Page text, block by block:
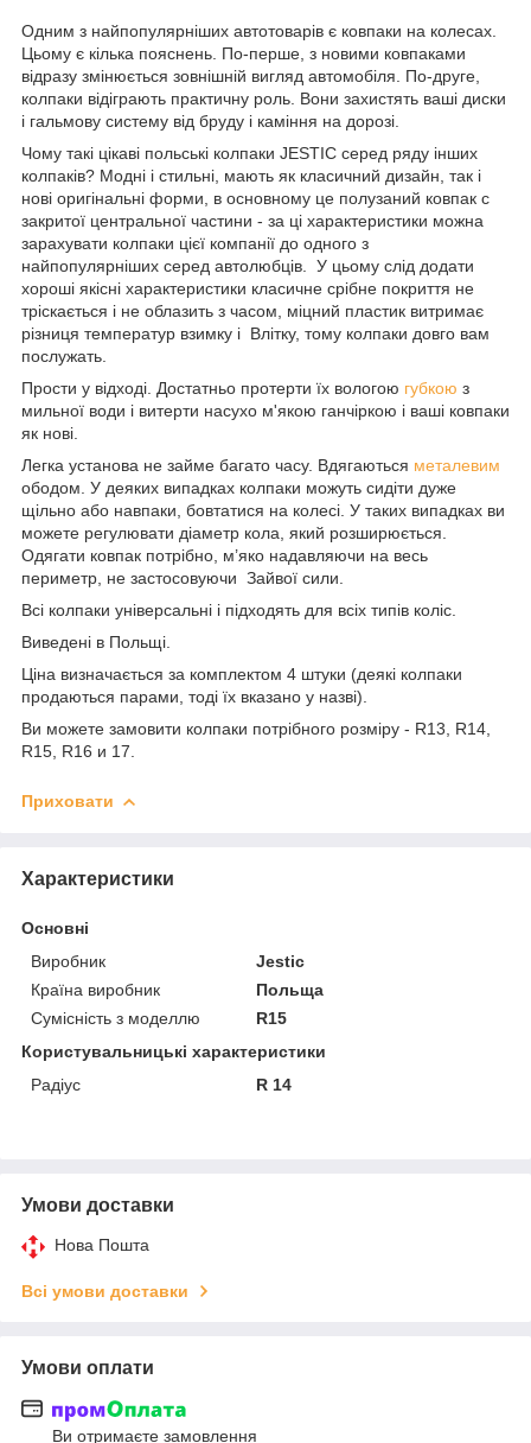
Одним з найпопулярніших автотоварів є ковпаки на колесах.
Цьому є кілька пояснень. По-перше, з новими ковпаками
відразу змінюється зовнішній вигляд автомобіля. По-друге,
колпаки відіграють практичну роль. Вони захистять ваші диски
і гальмову систему від бруду і каміння на дорозі.
Чому такі цікаві польські колпаки JESTIC серед ряду інших
колпаків? Модні і стильні, мають як класичний дизайн, так і
нові оригінальні форми, в основному це полузаний ковпак c
закритої центральної частини - за ці характеристики можна
зарахувати колпаки цієї компанії до одного з
найпопулярніших серед автолюбців. У цьому слід додати
хороші якісні характеристики класичне срібне покриття не
тріскається і не облазить з часом, міцний пластик витримає
різниця температур взимку і Влітку, тому колпаки довго вам
послужать.
Прости у відході. Достатньо протерти їх вологою губкою з
мильної води і витерти насухо м'якою ганчіркою і ваші ковпаки
як нові.
Легка установа не займе багато часу. Вдягаються металевим
ободом. У деяких випадках колпаки можуть сидіти дуже
щільно або навпаки, бовтатися на колесі. У таких випадках ви
можете регулювати діаметр кола, який розширюється.
Одягати ковпак потрібно, м’яко надавляючи на весь
периметр, не застосовуючи Зайвої сили.
Всі колпаки універсальні і підходять для всіх типів коліс.
Виведені в Польщі.
Ціна визначається за комплектом 4 штуки (деякі колпаки
продаються парами, тоді їх вказано у назві).
Ви можете замовити колпаки потрібного розміру - R13, R14,
R15, R16 и 17.
Приховати
Характеристики
Основні
Виробник
Jestic
Країна виробник
Польща
Сумісність з моделлю
R15
Користувальницькі характеристики
Радіус
R 14
Умови доставки
Нова Пошта
Всі умови доставки
Умови оплати
Ви отримаєте замовлення